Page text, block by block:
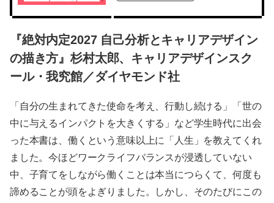
『絶対内定2027 自己分析とキャリアデザイン
の描き方』杉村太郎、キャリアデザインスク
ール・我究館／ダイヤモンド社
「自分の生まれてきた使命を考え、行動し続ける」「世の
中に与えるインパクトを大きくする」など学生時代に出会
った本書は、働くという意味以上に「人生」を教えてくれ
ました。今ほどワークライフバランスが浸透していない
中、子育てをしながら働くことは本当につらくて、何度も
諦めることが頭をよぎりました。しかし、そのたびにこの